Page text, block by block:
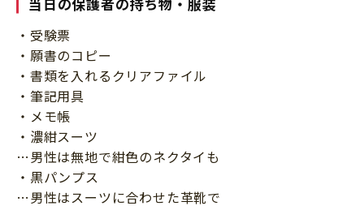
・受験票
・願書のコピー
・書類を入れるクリアファイル
・筆記用具
・メモ帳
・濃紺スーツ
…男性は無地で紺色のネクタイも
・黒パンプス
…男性はスーツに合わせた革靴で